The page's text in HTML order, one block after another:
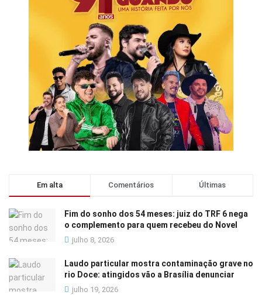
Em alta Comentários Últimas
Fim do sonho dos 54 meses: juiz do TRF 6 nega
o complemento para quem recebeu do Novel
julho 8, 2026
Laudo particular mostra contaminação grave no
rio Doce: atingidos vão a Brasília denunciar
julho 19, 2026